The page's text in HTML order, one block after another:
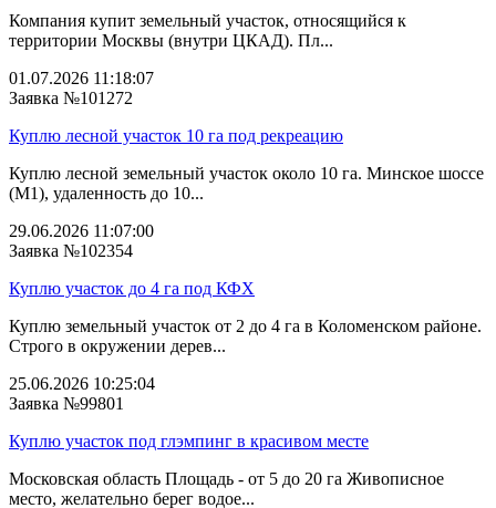
Компания купит земельный участок, относящийся к
территории Москвы (внутри ЦКАД). Пл...
01.07.2026 11:18:07
Заявка №101272
Куплю лесной участок 10 га под рекреацию
Куплю лесной земельный участок около 10 га. Минское шоссе
(М1), удаленность до 10...
29.06.2026 11:07:00
Заявка №102354
Куплю участок до 4 га под КФХ
Куплю земельный участок от 2 до 4 га в Коломенском районе.
Строго в окружении дерев...
25.06.2026 10:25:04
Заявка №99801
Куплю участок под глэмпинг в красивом месте
Московская область Площадь - от 5 до 20 га Живописное
место, желательно берег водое...